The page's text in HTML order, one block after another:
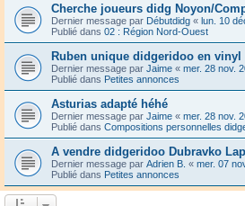
Cherche joueurs didg Noyon/
Dernier message par Débutdidg « lun. 10
Publié dans 02 : Région Nord-Ouest
Ruben unique didgeridoo en vinyl
Dernier message par Jaime « mer. 28 nov.
Publié dans Petites annonces
Asturias adapté héhé
Dernier message par Jaime « mer. 28 nov.
Publié dans Compositions personnelles
A vendre didgeridoo Dubravko
Dernier message par Adrien B. « mer. 07
Publié dans Petites annonces